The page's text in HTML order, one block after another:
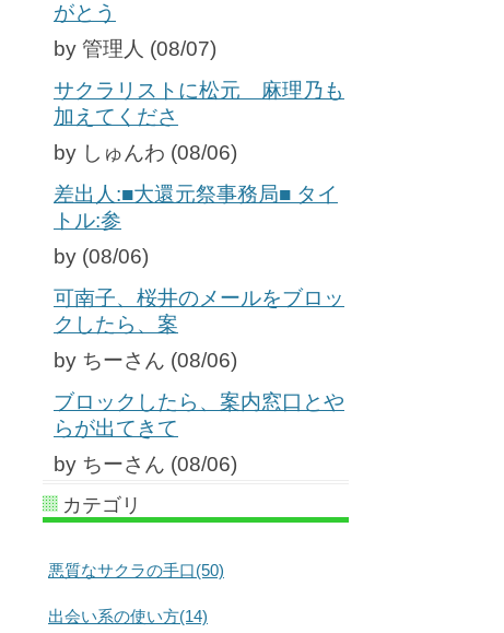
がとう
by 管理人 (08/07)
サクラリストに松元 麻理乃も
加えてくださ
by しゅんわ (08/06)
差出人:■大還元祭事務局■ タイ
トル:参
by (08/06)
可南子、桜井のメールをブロッ
クしたら、案
by ちーさん (08/06)
ブロックしたら、案内窓口とや
らが出てきて
by ちーさん (08/06)
カテゴリ
悪質なサクラの手口(50)
出会い系の使い方(14)